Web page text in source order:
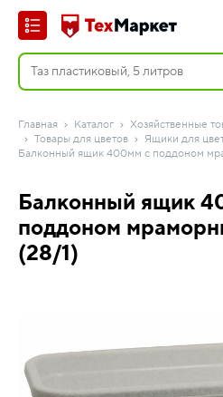
Главная Каталог Хозяйственные
Товары для цветов
Ящики для
Балконный ящик 400мм с поддоном
Балконный ящик
поддоном
(28/1)